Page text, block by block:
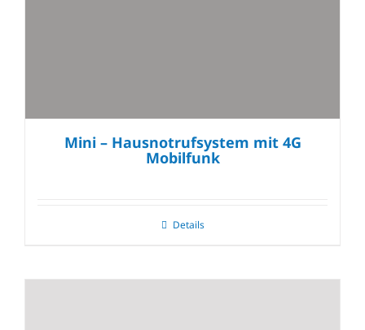
Mini – Hausnotrufsystem mit 4G
Mobilfunk
Details